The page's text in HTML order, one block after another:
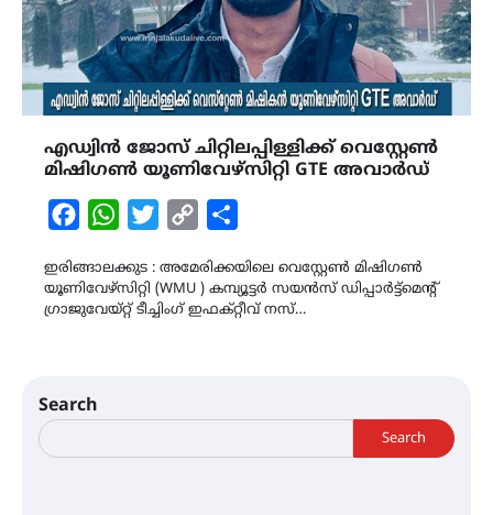
എഡ്വിൻ ജോസ് ചിറ്റിലപ്പിള്ളിക്ക് വെസ്റ്റേൺ
മിഷിഗൺ യൂണിവേഴ്സിറ്റി GTE അവാർഡ്
FacebookWhatsAppTwitterCopy
ഇരിങ്ങാലക്കുട : അമേരിക്കയിലെ വെസ്റ്റേൺ മിഷിഗൺ
യൂണിവേഴ്സിറ്റി (WMU ) കമ്പ്യൂട്ടർ സയൻസ് ഡിപ്പാർട്ട്മെൻ്റ്
ഗ്രാജുവേയ്റ്റ് ടീച്ചിംഗ് ഇഫക്റ്റീവ് നസ്…
Search
Search